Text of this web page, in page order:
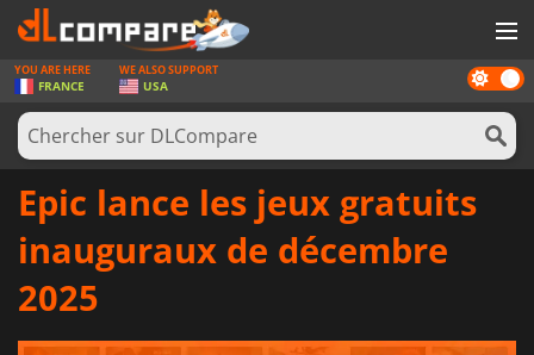
JEUX
CARTES PRÉPAYÉES
LOGICIELS
CONCOURS
Dark
mode
YOU ARE HERE
FRANCE
WE ALSO SUPPORT
USA
Epic lance les jeux gratuits
inauguraux de décembre
2025